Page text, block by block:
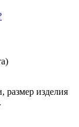
размер изделия